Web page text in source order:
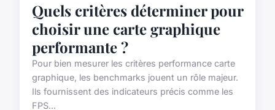
Quels critères déterminer pour
choisir une carte graphique
performante ?
Pour bien mesurer les critères performance carte
graphique, les benchmarks jouent un rôle majeur.
Ils fournissent des indicateurs précis comme les
FPS...